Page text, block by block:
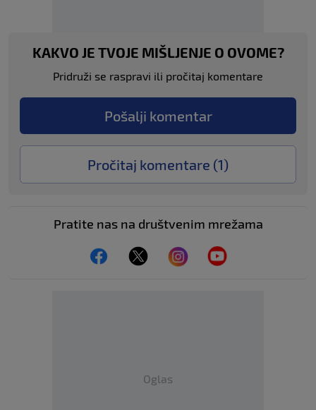
KAKVO JE TVOJE MIŠLJENJE O OVOME?
Pridruži se raspravi ili pročitaj komentare
Pošalji komentar
Pročitaj komentare (1)
Pratite nas na društvenim mrežama
Oglas